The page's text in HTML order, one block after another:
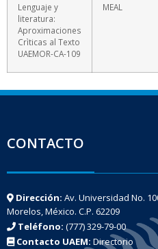
Lenguaje y
literatura:
Aproximaciones
Crìticas al Texto
UAEMOR-CA-109
MEAL
CONTACTO
Dirección: Av. Universidad No.
Morelos, México. C.P. 62209
Teléfono: (777) 329-79-00
Contacto UAEM: Directorio